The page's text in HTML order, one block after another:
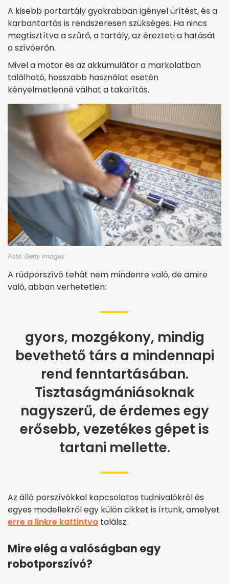
A kisebb portartály gyakrabban igényel ürítést, és a
karbantartás is rendszeresen szükséges. Ha nincs
megtisztítva a szűrő, a tartály, az érezteti a hatását
a szívóerőn.
Mivel a motor és az akkumulátor a markolatban
található, hosszabb használat esetén
kényelmetlenné válhat a takarítás.
Fotó: Getty Images
A rúdporszívó tehát nem mindenre való, de amire
való, abban verhetetlen:
gyors, mozgékony, mindig
bevethető társ a mindennapi
rend fenntartásában.
Tisztaságmániásoknak
nagyszerű, de érdemes egy
erősebb, vezetékes gépet is
tartani mellette.
Az álló porszívókkal kapcsolatos tudnivalókról és
egyes modellekről egy külön cikket is írtunk, amelyet
erre a linkre kattintva találsz.
Mire elég a valóságban egy
robotporszívó?